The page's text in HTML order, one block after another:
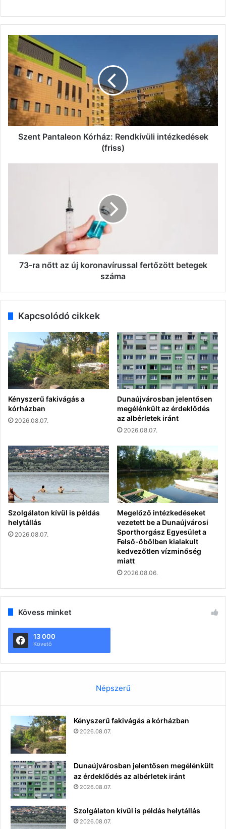
Szent
Pantaleon
Kórház:
Rendkívüli
intézkedések
(friss)
Szent Pantaleon Kórház: Rendkívüli intézkedések
(friss)
száma
73-ra nőtt az új koronavírussal fertőzött betegek
száma
Kapcsolódó cikkek
Kényszerű fakivágás a
kórházban
2026.08.07.
Dunaújvárosban jelentősen
megélénkült az érdeklődés
az albérletek iránt
2026.08.07.
Szolgálaton kívül is példás
helytállás
2026.08.07.
Megelőző intézkedéseket
vezetett be a Dunaújvárosi
Sporthorgász Egyesület a
Felső-öbölben kialakult
kedvezőtlen vízminőség
miatt
2026.08.06.
Kövess minket
13 000
Követő
Népszerű
Kényszerű fakivágás a kórházban
2026.08.07.
Dunaújvárosban jelentősen megélénkült
az érdeklődés az albérletek iránt
2026.08.07.
Szolgálaton kívül is példás helytállás
2026.08.07.